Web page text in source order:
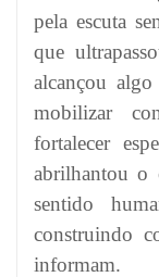
pela escuta
que
alcançou
mobilizar
fortalecer
abrilhantou o
sentido
construindo
informam.